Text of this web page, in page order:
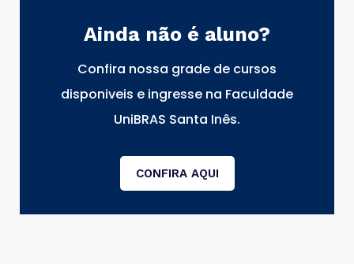
Ainda não é aluno?
Confira nossa grade de cursos
disponiveis e ingresse na Faculdade
UniBRAS Santa Inês.
CONFIRA AQUI